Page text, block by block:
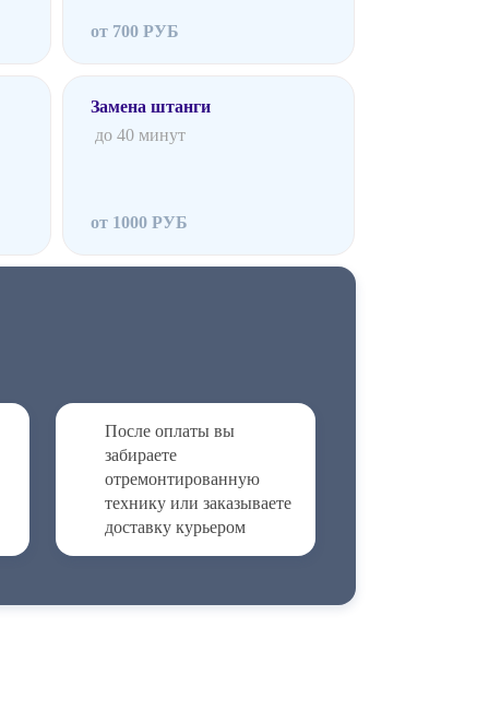
от 700 РУБ
Замена штанги
до 40 минут
от 1000 РУБ
После оплаты вы
забираете
отремонтированную
технику или заказываете
доставку курьером